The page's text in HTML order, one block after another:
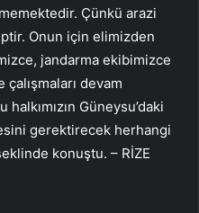
Çünkü arazi
Onun için elimizden
jandarma ekibimizce
devam
Güneysu’daki
gerektirecek herhangi
konuştu. – RİZE